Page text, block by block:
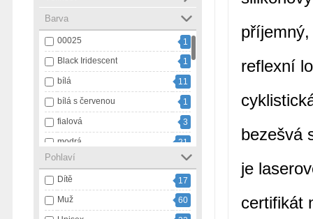
Ulvang
1
Barva
00025
1
Black Iridescent
1
bílá
11
bílá s červenou
1
fialová
3
modrá
21
modrá s bílou
1
námořnický pruh
3
oranžová
9
Pohlaví
Dítě
17
Muž
60
reflexní
bezešvá
je
certifikát